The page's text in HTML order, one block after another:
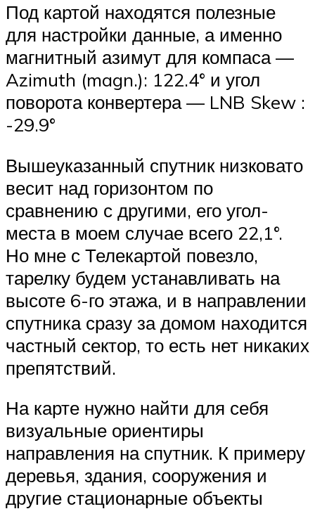
Под картой находятся полезные
для настройки данные, а именно
магнитный азимут для компаса —
Azimuth (magn.): 122.4° и угол
поворота конвертера — LNB Skew :
-29.9°
Вышеуказанный спутник низковато
весит над горизонтом по
сравнению с другими, его угол-
места в моем случае всего 22,1°.
Но мне с Телекартой повезло,
тарелку будем устанавливать на
высоте 6-го этажа, и в направлении
спутника сразу за домом находится
частный сектор, то есть нет никаких
препятствий.
На карте нужно найти для себя
визуальные ориентиры
направления на спутник. К примеру
деревья, здания, сооружения и
другие стационарные объекты